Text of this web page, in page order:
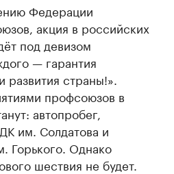
Федерации
акция в российских
под девизом
— гарантия
развития страны!».
профсоюзов в
автопробег,
им. Солдатова и
Горького. Однако
шествия не будет.